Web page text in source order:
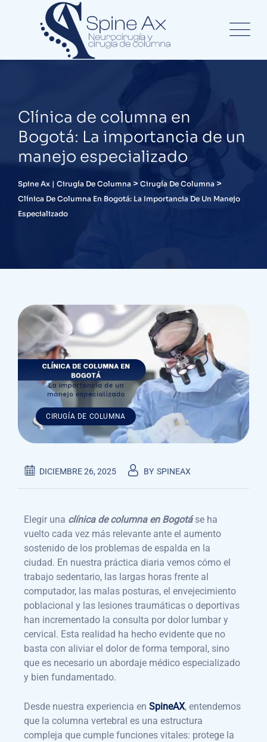
Clínica de columna en
Bogotá: La importancia de un
manejo especializado
Spine Ax | Cirugía De Columna > Cirugía De Columna >
Clínica De Columna En Bogotá: La Importancia De Un Manejo
Especializado
CIRUGÍA DE COLUMNA
DICIEMBRE 26, 2025 BY SPINEAX
Elegir una clínica de columna en Bogotáse ha
vuelto cada vez más relevante ante el aumento
sostenido de los problemas de espalda en la
ciudad. En nuestra práctica diaria vemos cómo el
trabajo sedentario, las largas horas frente al
computador, las malas posturas, el envejecimiento
poblacional y las lesiones traumáticas o deportivas
han incrementado la consulta por dolor lumbar y
cervical. Esta realidad ha hecho evidente que no
basta con aliviar el dolor de forma temporal, sino
que es necesario un abordaje médico especializado
y bien fundamentado.
Desde nuestra experiencia en SpineAX, entendemos
que la columna vertebral es una estructura
compleja que cumple funciones vitales: protege la